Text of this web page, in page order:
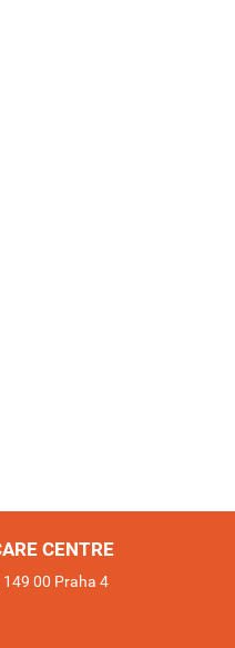
CENTRE
00 Praha 4